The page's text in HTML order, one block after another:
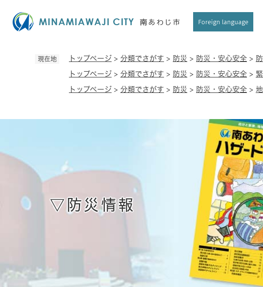
Foreign language
現在地 トップページ > 分類でさがす > 防災 > 防災・安心安全 >
トップページ > 分類でさがす > 防災 > 防災・安心安全 >
トップページ > 分類でさがす > 防災 > 防災・安心安全 >
▽防災情報